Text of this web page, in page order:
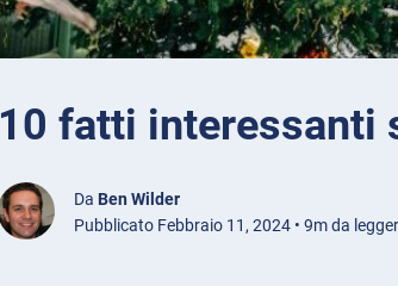
10 fatti interessanti
Da Ben Wilder
Pubblicato Febbraio 11, 2024 • 9m da